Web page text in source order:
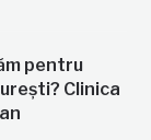
pentru
Clinica